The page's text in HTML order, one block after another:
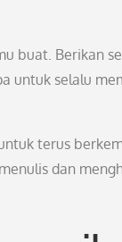
buat. Berikan
untuk selalu
terus
dan